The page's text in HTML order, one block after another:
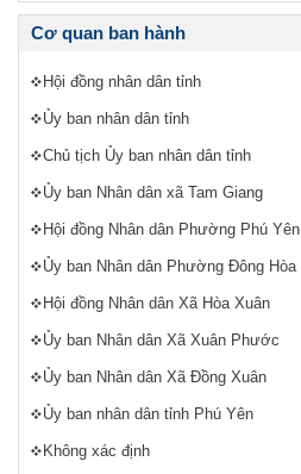
Cơ quan ban hành
Hội đồng nhân dân tỉnh
Ủy ban nhân dân tỉnh
Chủ tịch Ủy ban nhân dân tỉnh
Ủy ban Nhân dân xã Tam Giang
Hội đồng Nhân dân Phường Phú Yên
Ủy ban Nhân dân Phường Đông Hòa
Hội đồng Nhân dân Xã Hòa Xuân
Ủy ban Nhân dân Xã Xuân Phước
Ủy ban Nhân dân Xã Đồng Xuân
Ủy ban nhân dân tỉnh Phú Yên
Không xác định